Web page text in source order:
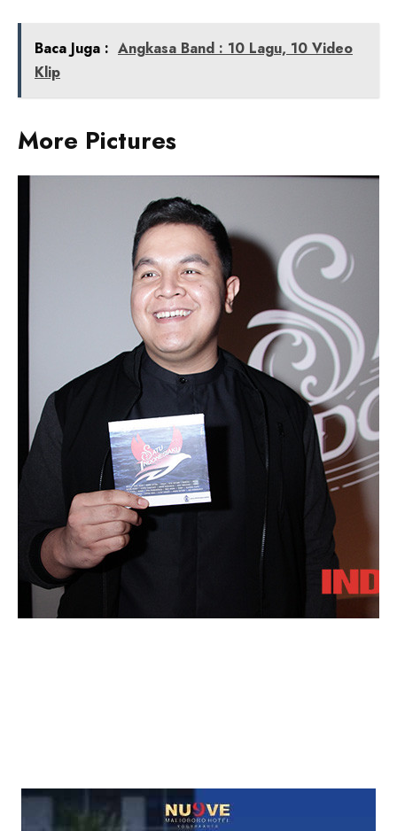
Baca Juga : Angkasa Band : 10 Lagu, 10 Video
Klip
More Pictures